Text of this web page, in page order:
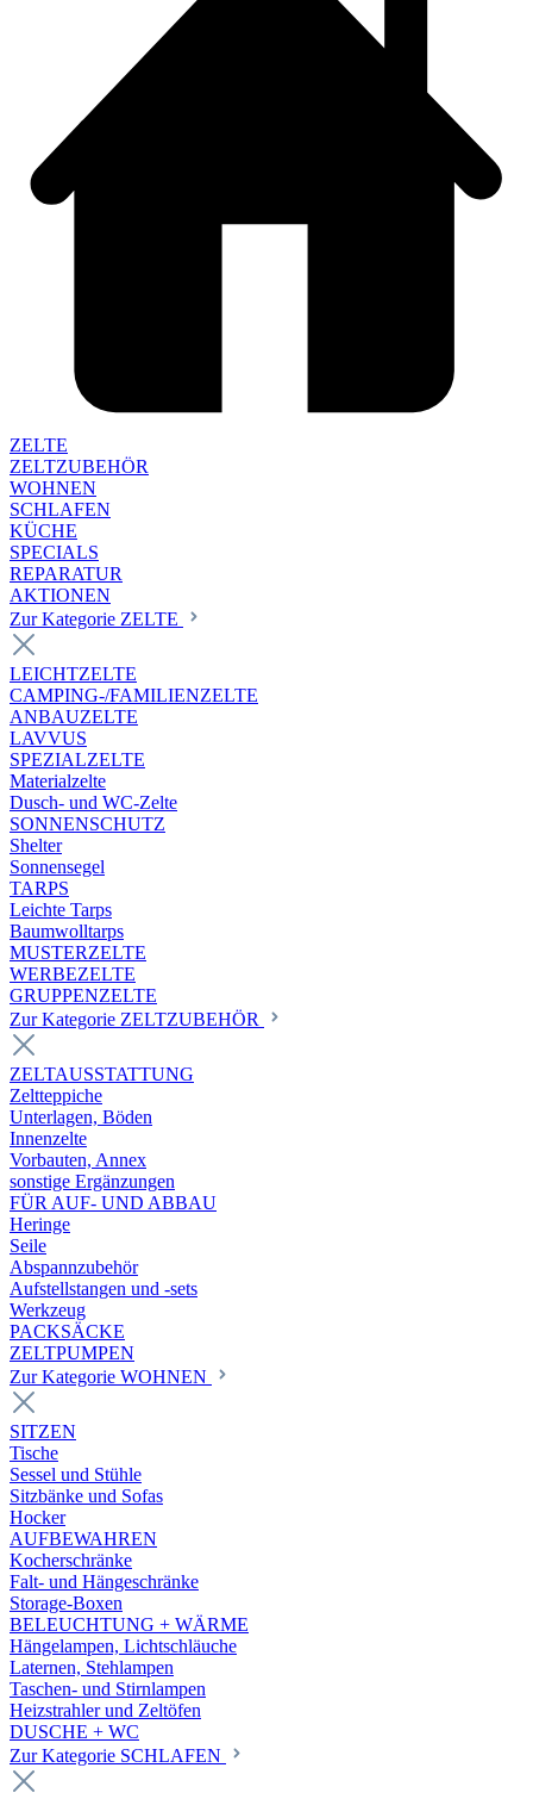
ZELTE
ZELTZUBEHÖR
WOHNEN
SCHLAFEN
KÜCHE
SPECIALS
REPARATUR
AKTIONEN
Zur Kategorie ZELTE
LEICHTZELTE
CAMPING-/FAMILIENZELTE
ANBAUZELTE
LAVVUS
SPEZIALZELTE
Materialzelte
Dusch- und WC-Zelte
SONNENSCHUTZ
Shelter
Sonnensegel
TARPS
Leichte Tarps
Baumwolltarps
MUSTERZELTE
WERBEZELTE
GRUPPENZELTE
Zur Kategorie ZELTZUBEHÖR
ZELTAUSSTATTUNG
Zeltteppiche
Unterlagen, Böden
Innenzelte
Vorbauten, Annex
sonstige Ergänzungen
FÜR AUF- UND ABBAU
Heringe
Seile
Abspannzubehör
Aufstellstangen und -sets
Werkzeug
PACKSÄCKE
ZELTPUMPEN
Zur Kategorie WOHNEN
SITZEN
Tische
Sessel und Stühle
Sitzbänke und Sofas
Hocker
AUFBEWAHREN
Kocherschränke
Falt- und Hängeschränke
Storage-Boxen
BELEUCHTUNG + WÄRME
Hängelampen, Lichtschläuche
Laternen, Stehlampen
Taschen- und Stirnlampen
Heizstrahler und Zeltöfen
DUSCHE + WC
Zur Kategorie SCHLAFEN